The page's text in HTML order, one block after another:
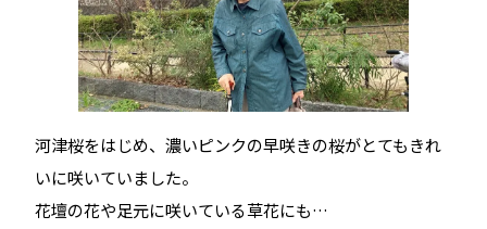
河津桜をはじめ、濃いピンクの早咲きの桜がとてもきれ
いに咲いていました。
花壇の花や足元に咲いている草花にも…